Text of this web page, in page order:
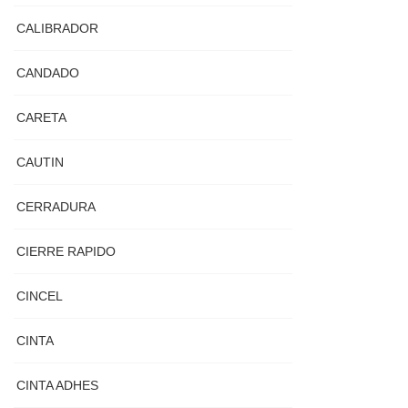
CALIBRADOR
CANDADO
CARETA
CAUTIN
CERRADURA
CIERRE RAPIDO
CINCEL
CINTA
CINTA ADHES